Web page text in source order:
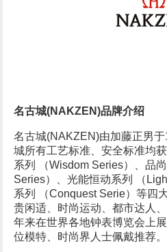
名古城(NAKZEN)品牌介绍
名古城(NAKZEN)由加藤正男
城所有工艺标准、安全标准均
系列 （Wisdom Series）、品
Series）、光能恒动系列 （
系列 （Conquest Serie）等四
贵闲适、时尚运动、都市达人
年来在世界各地钟表博览会上
位模特、时尚界人士佩戴推荐。